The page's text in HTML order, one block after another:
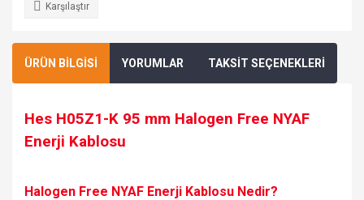
Karşılaştır
ÜRÜN BİLGİSİ YORUMLAR TAKSİT SEÇENEKLERİ
Hes H05Z1-K 95 mm Halogen Free NYAF
Enerji Kablosu
Halogen Free NYAF Enerji Kablosu Nedir?